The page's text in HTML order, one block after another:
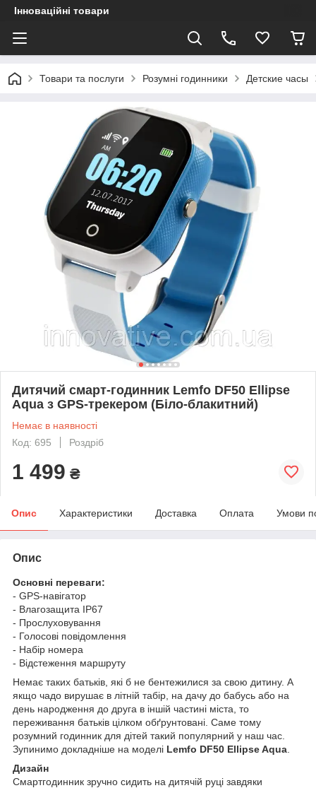
Інноваційні товари
Товари та послуги Розумні годинники Детские часы
Дитячий смарт-годинник Lemfo DF50 Ellipse
Aqua з GPS-трекером (Біло-блакитний)
Немає в наявності
Код: 695
Роздріб
1 499 ₴
Опис Характеристики Доставка Оплата Умови
Опис
Основні переваги:
- GPS-навігатор
- Влагозащита IP67
- Прослуховування
- Голосові повідомлення
- Набір номера
- Відстеження маршруту
Немає таких батьків, які б не бентежилися за свою дитину. А
якщо чадо вирушає в літній табір, на дачу до бабусь або на
день народження до друга в іншій частині міста, то
переживання батьків цілком обґрунтовані. Саме тому
розумний годинник для дітей такий популярний у наш час.
Зупинимо докладніше на моделі Lemfo DF50 Ellipse Aqua
Дизайн
Смартгодинник зручно сидить на дитячій руці завдяки